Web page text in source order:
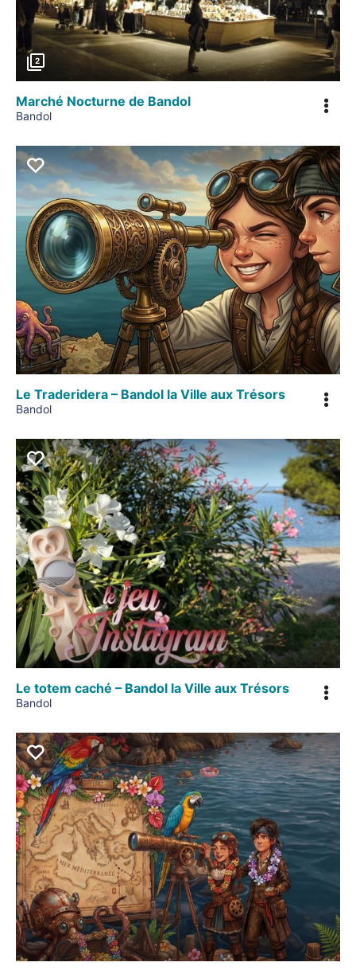
2
Marché Nocturne de Bandol
Bandol
Le Traderidera – Bandol la Ville aux Trésors
Bandol
Le totem caché – Bandol la Ville aux Trésors
Bandol